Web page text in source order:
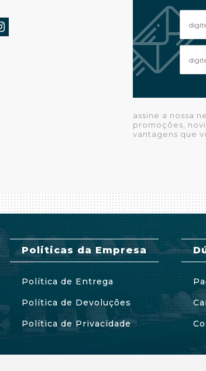
assine a nossa
promoções,
vantagens que
Politicas da Empresa
Política de Entrega
Política de Devoluções
Política de Privacidade